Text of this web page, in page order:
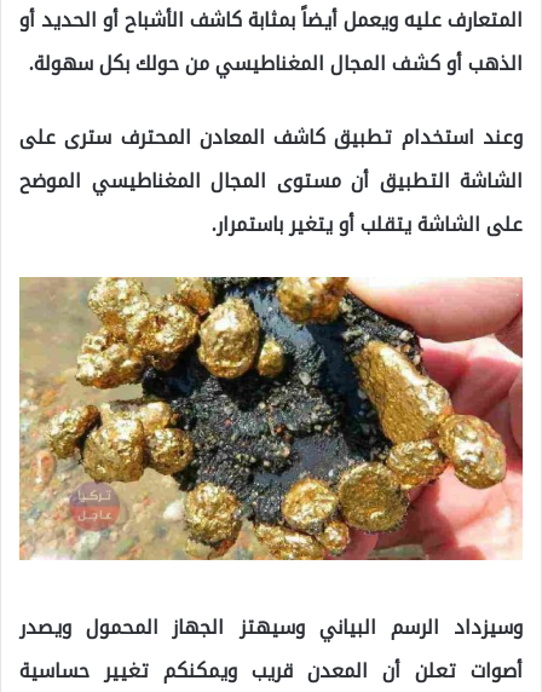
المتعارف عليه ويعمل أيضاً بمثابة كاشف الأشباح أو الحديد أو
الذهب أو كشف المجال المغناطيسي من حولك بكل سهولة.
وعند استخدام تطبيق كاشف المعادن المحترف سترى على
الشاشة التطبيق أن مستوى المجال المغناطيسي الموضح
على الشاشة يتقلب أو يتغير باستمرار.
وسيزداد الرسم البياني وسيهتز الجهاز المحمول ويصدر
أصوات تعلن أن المعدن قريب ويمكنكم تغيير حساسية